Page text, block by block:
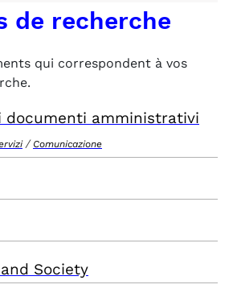
de recherche
qui correspondent à vos
documenti amministrativi
/ Comunicazione
Society